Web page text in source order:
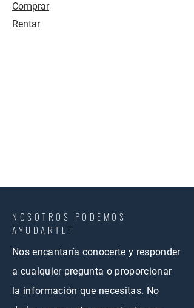
Comprar
Rentar
NOSOTROS PODEMOS
AYUDARTE!
Nos encantaría conocerte y responder
a cualquier pregunta o proporcionar
la información que necesitas. No